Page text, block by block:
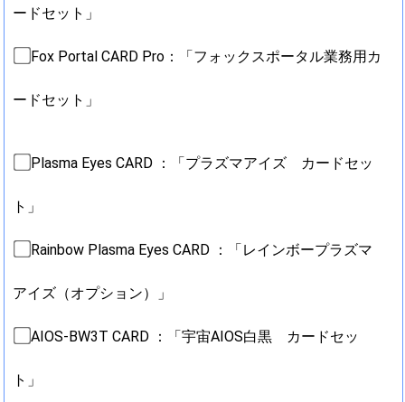
ードセット」
Fox Portal CARD Pro：「フォックスポータル業務用カ
ードセット」
Plasma Eyes CARD ：「プラズマアイズ カードセッ
ト」
Rainbow Plasma Eyes CARD ：「レインボープラズマ
アイズ（オプション）」
AIOS-BW3T CARD ：「宇宙AIOS白黒 カードセッ
ト」